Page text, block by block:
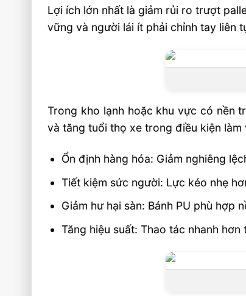
Lợi ích lớn nhất là giảm rủi ro trượt
vững và người lái ít phải chỉnh tay liên
Trong kho lạnh hoặc khu vực có nền
và tăng tuổi thọ xe trong điều kiện làm
Ổn định hàng hóa: Giảm nghiêng
Tiết kiệm sức người: Lực kéo nhẹ
Giảm hư hại sàn: Bánh PU phù hợp
Tăng hiệu suất: Thao tác nhanh